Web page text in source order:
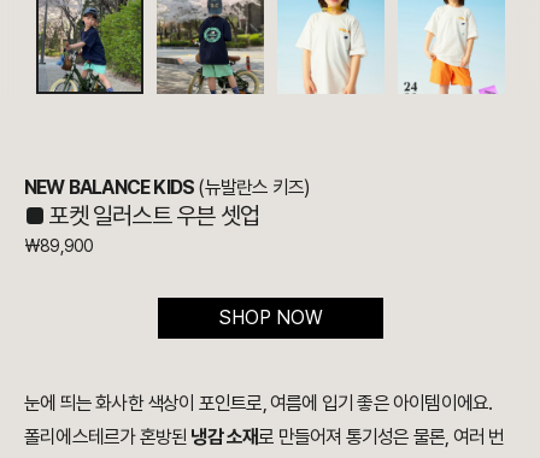
NEW BALANCE KIDS (뉴발란스 키즈)
■ 포켓 일러스트 우븐 셋업
₩89,900
SHOP NOW
눈에 띄는 화사한 색상이 포인트로, 여름에 입기 좋은 아이템이에요.
폴리에스테르가 혼방된 냉감 소재로 만들어져 통기성은 물론, 여러 번